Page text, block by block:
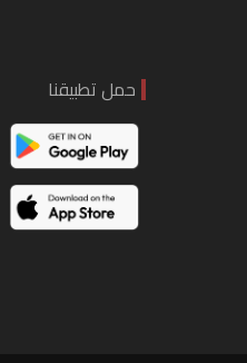
حمل تطبيقنا